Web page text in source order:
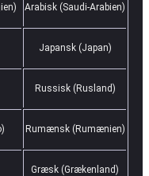
Arabisk (Saudi-Arabien)
Japansk (Japan)
Russisk (Rusland)
Rumænsk (Rumænien)
Græsk (Grækenland)